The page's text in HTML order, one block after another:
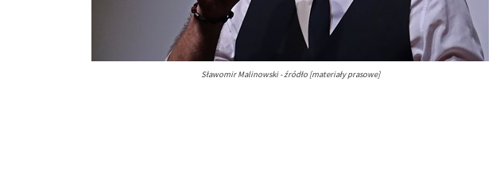
Sławomir Malinowski - źródło [materiały prasowe]